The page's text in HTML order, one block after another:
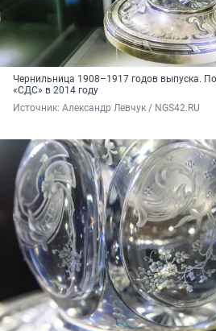
Чернильница 1908–1917 годов выпуска.
«СДС» в 2014 году
Источник: Александр Левчук / NGS42.RU